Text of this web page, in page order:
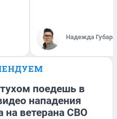
Надежда Губарь
поедешь в
нападения
на ветерана СВО